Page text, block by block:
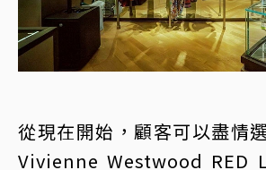
從現在開始，顧客可以盡情
Vivienne Westwood RED